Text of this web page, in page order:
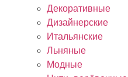
Декоративные
Дизайнерские
Итальянские
Льняные
Модные